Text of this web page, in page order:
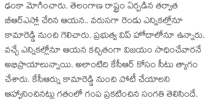
ఢంకా మోగించారు. తెలంగాణ రాష్ట్రం ఏర్పడిన తర్వాత
బీఆర్ఎస్లో చేరిన ఆయన.. వరుసగా రెండు ఎన్నికల్లోనూ
కామారెడ్డి నుంచి గెలిచారు. ప్రభుత్వ విప్ హోదాలోనూ ఉన్నారు.
వచ్చే ఎన్నికల్లోనూ ఆయన కచ్చితంగా విజయం సాధించేవారనే
అభిప్రాయాలున్నాయి. అలాంటిది కేసీఆర్ కోసం సీటు త్యాగం
చేశారు. కేసీఆర్ను కామారెడ్డి నుంచి పోటీ చేయాలని
ఆహ్వానించినట్లు గతంలో గంప ప్రకటించిన సంగతి తెలిసిందే.